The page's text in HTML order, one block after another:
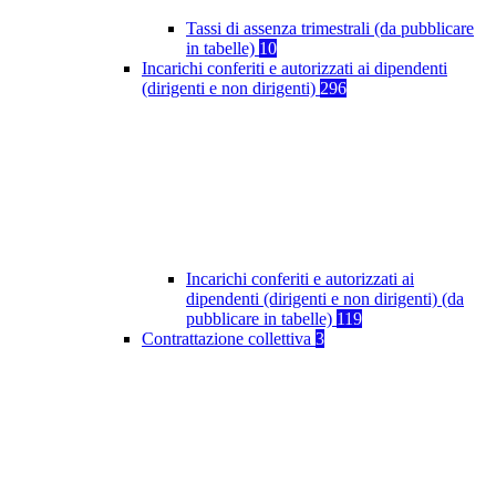
Tassi di assenza trimestrali (da pubblicare
in tabelle) 10
Incarichi conferiti e autorizzati ai dipendenti
(dirigenti e non dirigenti) 296
Incarichi conferiti e autorizzati ai
dipendenti (dirigenti e non dirigenti) (da
pubblicare in tabelle) 119
Contrattazione collettiva 3